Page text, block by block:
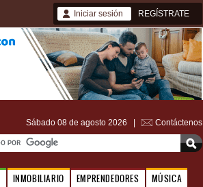
Iniciar sesión REGÍSTRATE
Sábado 08 de agosto 2026 | Contáctenos
INMOBILIARIO EMPRENDEDORES MÚSICA